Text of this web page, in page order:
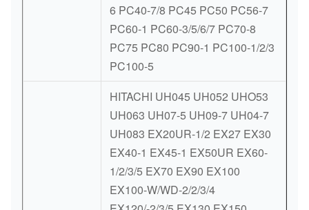
6 PC40-7/8 PC45 PC50 PC56-7
PC60-1 PC60-3/5/6/7 PC70-8
PC75 PC80 PC90-1 PC100-1/2/3
PC100-5
HITACHI UH045 UH052 UHO53
UH063 UH07-5 UH09-7 UH04-7
UH083 EX20UR-1/2 EX27 EX30
EX40-1 EX45-1 EX50UR EX60-
1/2/3/5 EX70 EX90 EX100
EX100-W/WD-2/2/3/4